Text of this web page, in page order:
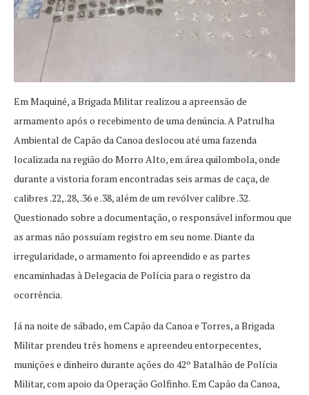
Em Maquiné, a Brigada Militar realizou a apreensão de
armamento após o recebimento de uma denúncia. A Patrulha
Ambiental de Capão da Canoa deslocou até uma fazenda
localizada na região do Morro Alto, em área quilombola, onde
durante a vistoria foram encontradas seis armas de caça, de
calibres .22, .28, .36 e .38, além de um revólver calibre .32.
Questionado sobre a documentação, o responsável informou que
as armas não possuíam registro em seu nome. Diante da
irregularidade, o armamento foi apreendido e as partes
encaminhadas à Delegacia de Polícia para o registro da
ocorrência.
Já na noite de sábado, em Capão da Canoa e Torres, a Brigada
Militar prendeu três homens e apreendeu entorpecentes,
munições e dinheiro durante ações do 42º Batalhão de Polícia
Militar, com apoio da Operação Golfinho. Em Capão da Canoa,